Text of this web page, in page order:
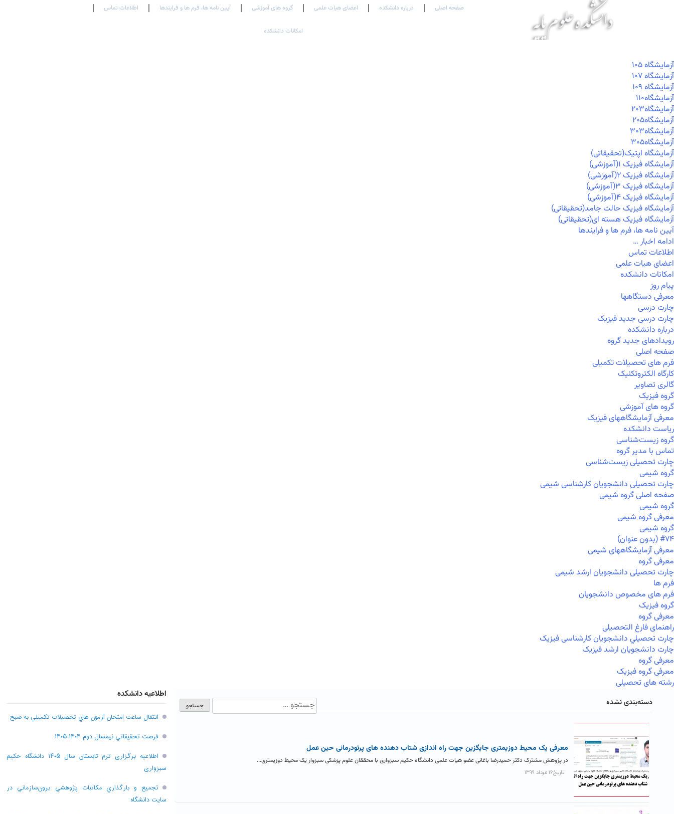
صفحه اصلی درباره دانشکده اعضای هیات علمی گروه های آموزشی آیین نامه ها، فرم ها و فرایندها اطلاعات تماس
امکانات دانشکده
آزمايشگاه ۱۰۵
آزمايشگاه ۱۰۷
آزمايشگاه ۱۰۹
آزمايشگاه۱۱۰
آزمايشگاه۲۰۳
آزمايشگاه۲۰۵
آزمايشگاه۳۰۳
آزمايشگاه۳۰۵
آزمایشگاه اپتیک(تحقیقاتی)
آزمایشگاه فیزیک ۱(آموزشی)
آزمایشگاه فیزیک ۲(آموزشی)
آزمایشگاه فیزیک ۳(آموزشی)
آزمایشگاه فیزیک ۴(آموزشی)
آزمایشگاه فیزیک حالت جامد(تحقیقاتی)
آزمایشگاه فیزیک هسته ای(تحقیقاتی)
آیین نامه ها، فرم ها و فرایندها
ادامه اخبار …
اطلاعات تماس
اعضای هیات علمی
امکانات دانشکده
پیام روز
معرفی دستگاهها
چارت درسی
چارت درسی جدید فیزیک
درباره دانشکده
رویدادهای جدید گروه
صفحه اصلی
فرم های تحصیلات تکمیلی
کارگاه الکتروتکنیک
گالری تصاویر
گروه فیزیک
گروه های آموزشی
معرفی آزمایشگاههای فیزیک
ریاست دانشکده
گروه زیست‌شناسی
تماس با مدیر گروه
چارت تحصیلی زیست‌شناسی
گروه شیمی
چارت تحصیلی دانشجویان کارشناسی شیمی
صفحه اصلی گروه شیمی
گروه شیمی
معرفی گروه شیمی
گروه شیمی
#۷۴ (بدون عنوان)
معرفی آزمایشگاههای شیمی
معرفی گروه
چارت تحصیلی دانشجویان ارشد شیمی
فرم ها
فرم های مخصوص دانشجویان
گروه فیزیک
معرفی گروه
راهنمای فارغ التحصیلی
چارت تحصيلي دانشجویان کارشناسی فیزیک
چارت دانشجویان ارشد فیزیک
معرفی گروه
معرفی گروه فیزیک
رشته های تحصیلی
دسته‌بندی نشده
معرفی یک محیط دوزیمتری جایگزین جهت راه اندازی شتاب دهنده های پرتودرمانی حین عمل
در پژوهش مشترک دکتر حمیدرضا باغانی عضو هیات علمی دانشگاه حکیم سبزواری با محققان علوم پزشکی سبزوار یک محیط دوزیمتری...
تاریخ۱۶ مرداد ۱۳۹۹
اطلاعیه دانشکده
انتقال ساعت امتحان آزمون هاي تحصيلات تکميلي به صبح
فرصت تحقيقاتي نیمسال دوم ۱۴۰۴-۱۴۰۵
اطلاعیه برگزاری ترم تابستان سال ۱۴۰۵ دانشگاه حکیم
سبزواری
تجميع و بارگذاري مکاتبات پژوهشي برون‌سازماني در
سايت دانشگاه